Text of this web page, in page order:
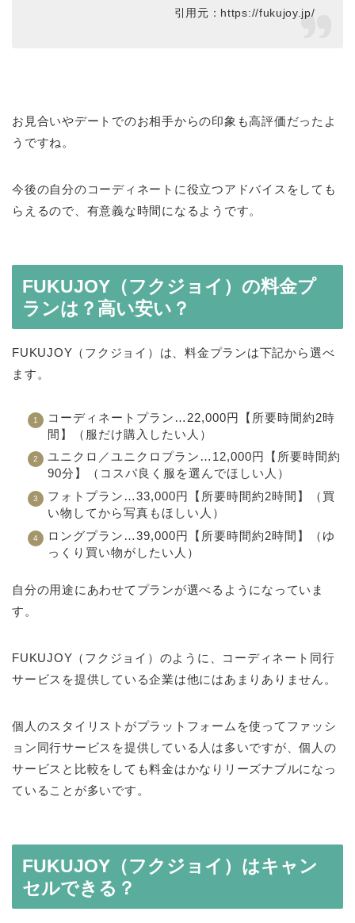
引用元：https://fukujoy.jp/
お見合いやデートでのお相手からの印象も高評価だったよ
うですね。
今後の自分のコーディネートに役立つアドバイスをしても
らえるので、有意義な時間になるようです。
FUKUJOY（フクジョイ）の料金プ
ランは？高い安い？
FUKUJOY（フクジョイ）は、料金プランは下記から選べ
ます。
コーディネートプラン…22,000円【所要時間約2時
間】（服だけ購入したい人）
ユニクロ／ユニクロプラン…12,000円【所要時間約
90分】（コスパ良く服を選んでほしい人）
フォトプラン…33,000円【所要時間約2時間】（買
い物してから写真もほしい人）
ロングプラン…39,000円【所要時間約2時間】（ゆ
っくり買い物がしたい人）
自分の用途にあわせてプランが選べるようになっていま
す。
FUKUJOY（フクジョイ）のように、コーディネート同行
サービスを提供している企業は他にはあまりありません。
個人のスタイリストがプラットフォームを使ってファッシ
ョン同行サービスを提供している人は多いですが、個人の
サービスと比較をしても料金はかなりリーズナブルになっ
ていることが多いです。
FUKUJOY（フクジョイ）はキャン
セルできる？